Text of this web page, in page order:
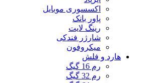
اکسسوری موبایل
پاور بانک
رینگ لایت
شارژر فندکی
میکروفون
هارد و فلش
رم 16 گیگ
رم 32 گیگ